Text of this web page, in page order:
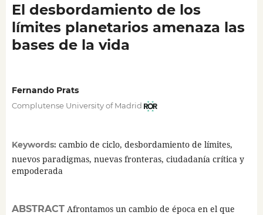
El desbordamiento de los
límites planetarios amenaza las
bases de la vida
Fernando Prats
Complutense University of Madrid
Keywords: cambio de ciclo, desbordamiento de límites,
nuevos paradigmas, nuevas fronteras, ciudadanía crítica y
empoderada
ABSTRACTAfrontamos un cambio de época en el que